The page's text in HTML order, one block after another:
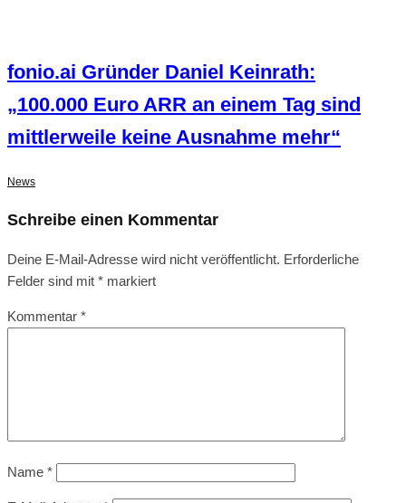
fonio.ai Gründer Daniel Keinrath:
„100.000 Euro ARR an einem Tag sind
mittlerweile keine Ausnahme mehr“
News
Schreibe einen Kommentar
Deine E-Mail-Adresse wird nicht veröffentlicht. Erforderliche
Felder sind mit * markiert
Kommentar *
Name *